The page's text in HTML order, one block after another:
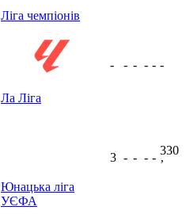
Ліга чемпіонів
Ла Ліга
- - - - - -
Юнацька ліга
УЄФА
3 - - - -
330
ʼ